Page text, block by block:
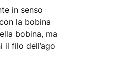
in senso
la bobina
bobina, ma
il filo dell’ago